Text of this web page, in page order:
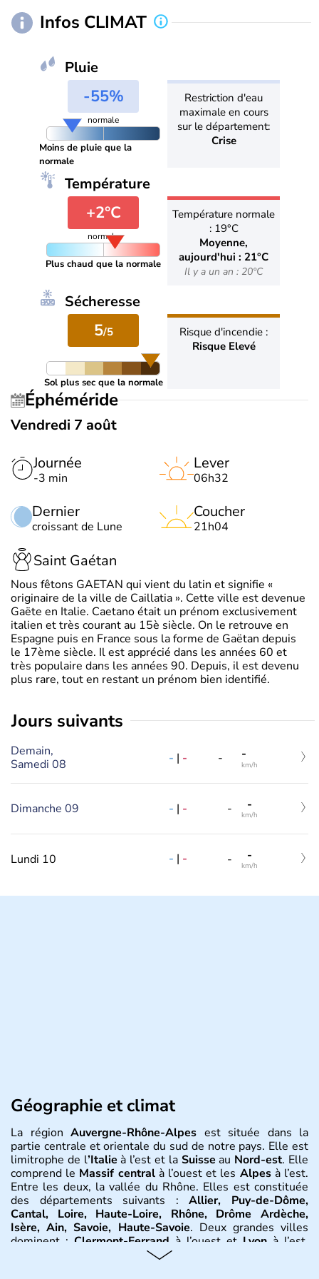
Infos CLIMAT
Pluie
-55%
normale
Moins de pluie que la
normale
Restriction d'eau
maximale en cours
sur le département:
Crise
Température
+2°C
normale
Plus chaud que la normale
Température normale
: 19°C
Moyenne,
aujourd'hui : 21°C
Il y a un an : 20°C
Sécheresse
5/5
Sol plus sec que la normale
Risque d'incendie :
Risque Elevé
Éphéméride
Vendredi 7 août
Journée
-3 min
Dernier
croissant de Lune
Lever
06h32
Coucher
21h04
Saint Gaétan
Nous fêtons GAETAN qui vient du latin et signifie «
originaire de la ville de Caillatia ». Cette ville est devenue
Gaëte en Italie. Caetano était un prénom exclusivement
italien et très courant au 15è siècle. On le retrouve en
Espagne puis en France sous la forme de Gaëtan depuis
le 17ème siècle. Il est apprécié dans les années 60 et
très populaire dans les années 90. Depuis, il est devenu
plus rare, tout en restant un prénom bien identifié.
jours suivants
Demain,
Samedi 08
- | - - -
km/h
Dimanche 09 - | - - -
km/h
Lundi 10 - | - - -
km/h
Géographie et climat
La région Auvergne-Rhône-Alpes est située dans la
partie centrale et orientale du sud de notre pays. Elle est
limitrophe de l’Italie à l’est et la Suisse au Nord-est. Elle
comprend le Massif centralà l’ouest et les Alpesà l’est.
Entre les deux, la vallée du Rhône. Elles est constituée
des départements suivants :Allier, Puy-de-Dôme,
Cantal, Loire, Haute-Loire, Rhône, Drôme Ardèche,
Isère, Ain, Savoie, Haute-Savoie. Deux grandes villes
dominent : Clermont-Ferrand à l’ouest et Lyon à l’est.
D’autres villes ont une réelle importance dans la région